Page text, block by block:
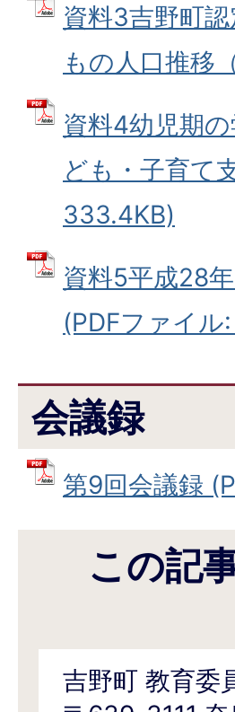
資料3吉野町
もの人口推移
資料4幼児期
ども・子育て
333.4KB)
資料5平成28
(PDFファイル
会議録
第9回会議録
この記
吉野町 教育委